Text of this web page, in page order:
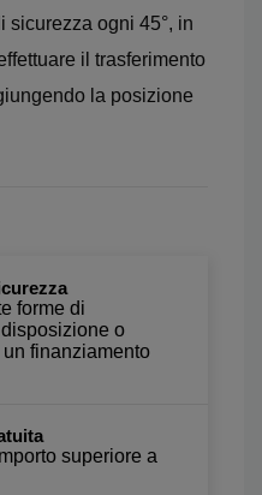
sicurezza ogni 45°, in
il trasferimento
la posizione
forme di
o
finanziamento
superiore a